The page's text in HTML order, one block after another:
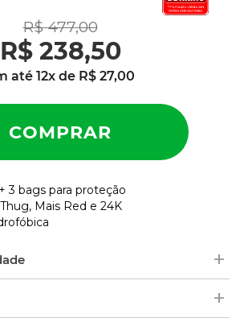
R$ 477,00
R$ 238,50
até 12x de R$ 27,00
3 bags para proteção
Mais Red e 24K
+
ou número de série (SKU) do
das hastes dos óculos. Em
+